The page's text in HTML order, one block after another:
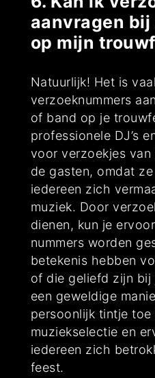
aanvragen bij
op mijn
Natuurlijk! Het is
verzoeknummers
of band op je
professionele DJ’s
voor verzoekjes
de gasten, omdat
iedereen zich
muziek. Door
dienen, kun je
nummers worden
betekenis hebben
of die geliefd zijn bij
een geweldige
persoonlijk tintje
muziekselectie en
iedereen zich
feest.